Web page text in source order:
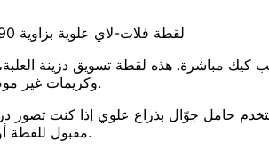
لقطة فلات-لاي علوية بزاوية 90 درجة لاثنتي عشرة قطعة كب كيك بألوان باستيل ودوامات وردية مرتّبة في علبة مخبز كرافت
قطع الكب كيك مباشرة. هذه لقطة تسويق
وكريمات غير موضوعة في المنتصف، وأوراق انكمشت في الفرن، كل ذلك يظهر كعيوب حين تصوّرها من الأعلى.
مقبول للقطة أو لقطتين، لكن تثبيت جوّالك بزاوية 90° لفترة طويلة مرهق بسرعة، وستظهر ذراعاك في الظل.